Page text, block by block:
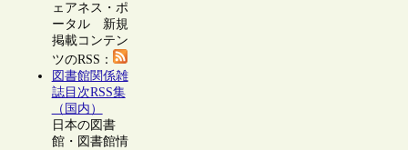
ェアネス・ポ
ータル 新規
掲載コンテン
ツのRSS：
図書館関係雑
誌目次RSS集
（国内）
日本の図書
館・図書館情